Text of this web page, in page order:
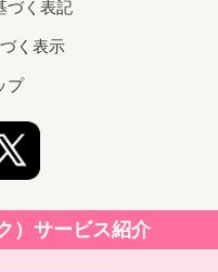
づく表記
く表示
プ
）サービス紹介